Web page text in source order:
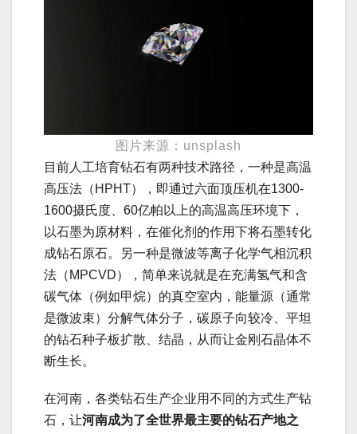
图片来源：unsplash
目前人工培育钻石有两种技术路径，一种是高温
高压法（HPHT），即通过六面顶压机在1300-
1600摄氏度、60亿帕以上的高温高压环境下，
以石墨为原材料，在催化剂的作用下将石墨转化
成钻石原石。另一种是微波等离子化学气相沉积
法（MPCVD），简单来说就是在充满氢气和含
碳气体（例如甲烷）的真空室内，能量源（通常
是微波束）分解气体分子，碳原子向较冷、平坦
的钻石种子板扩散、结晶，从而让金刚石晶体不
断生长。
在河南，各类钻石生产企业用不同的方式生产钻
石，让河南成为了全世界最主要的钻石产地之